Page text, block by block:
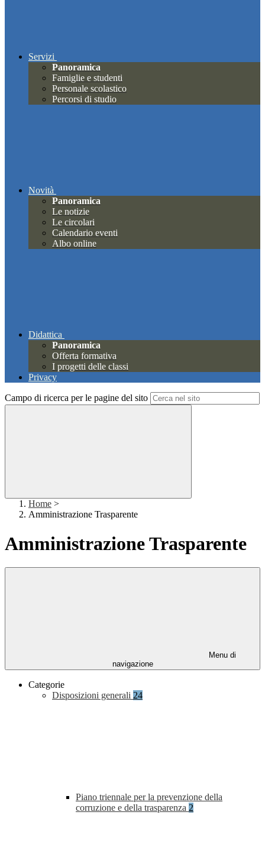
Servizi
Panoramica
Famiglie e studenti
Personale scolastico
Percorsi di studio
Novità
Panoramica
Le notizie
Le circolari
Calendario eventi
Albo online
Didattica
Panoramica
Offerta formativa
I progetti delle classi
Privacy
Campo di ricerca per le pagine del sito
Home >
Amministrazione Trasparente
Amministrazione Trasparente
Menu di
navigazione
Categorie
Disposizioni generali 24
Piano triennale per la prevenzione della
corruzione e della trasparenza 2